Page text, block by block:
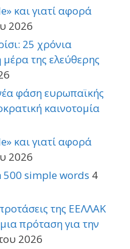
και γιατί αφορά
2026
25 χρόνια
της ελεύθερης
φάση ευρωπαϊκής
καινοτομία
και γιατί αφορά
2026
500 simple words 4
της ΕΕΛΛΑΚ
πρόταση για την
2026